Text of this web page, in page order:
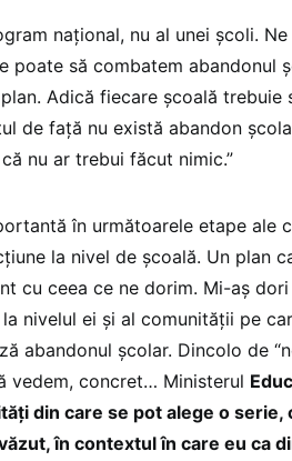
național, nu al unei școli.
poate să combatem abandonul
Adică fiecare școală trebuie
de față nu există abandon
nu ar trebui făcut nimic.”
în următoarele etape ale
la nivel de școală. Un plan
cu ceea ce ne dorim. Mi-aș
nivelul ei și al comunității pe
abandonul școlar. Dincolo de
vedem, concret… Ministerul
din care se pot alege o
în contextul în care eu ca